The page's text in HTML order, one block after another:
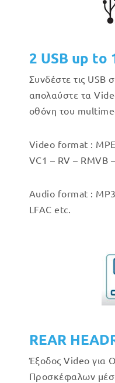
2 USB up to
Συνδέστε τις USB
απολαύστε τα
οθόνη του
Video format :
VC1 – RV – RMVB
Audio format :
LFAC etc.
REAR
Έξοδος Video για
Προσκέφαλων